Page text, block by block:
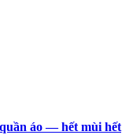
áo — hết mùi hết